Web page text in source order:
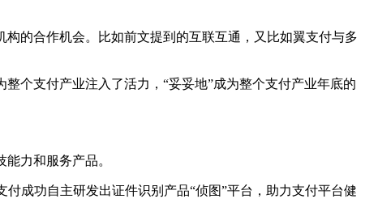
的合作机会。比如前文提到的互联互通，又比如翼支付与多
个支付产业注入了活力，“妥妥地”成为整个支付产业年底的
力和服务产品。
成功自主研发出证件识别产品“侦图”平台，助力支付平台健